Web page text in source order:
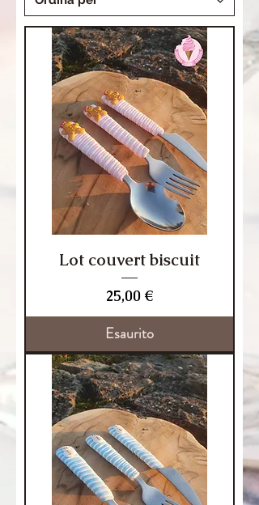
Lot couvert biscuit
Prezzo
25,00 €
Esaurito